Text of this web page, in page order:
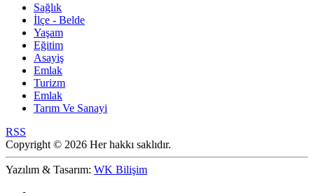
Sağlık
İlçe - Belde
Yaşam
Eğitim
Asayiş
Emlak
Turizm
Emlak
Tarım Ve Sanayi
RSS
Copyright © 2026 Her hakkı saklıdır.
Yazılım & Tasarım: WK Bilişim